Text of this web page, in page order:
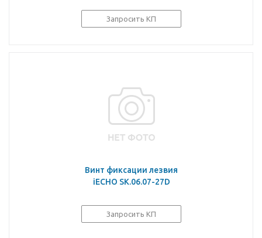
Запросить КП
Винт фиксации лезвия
iECHO SK.06.07-27D
Запросить КП